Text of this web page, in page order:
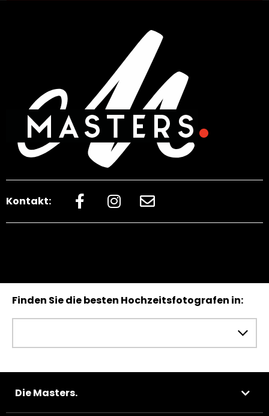
Kontakt:
Finden Sie die besten Hochzeitsfotografen in:
Die Masters.